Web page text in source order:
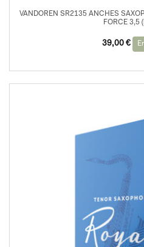
VANDOREN SR2135 ANCHES
FORCE 3,5
39,00 €